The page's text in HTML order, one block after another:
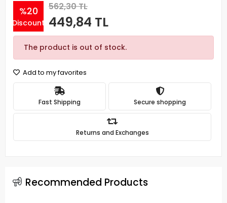
%20
Discount
562,30 TL
449,84 TL
The product is out of stock.
Add to my favorites
Fast Shipping Secure shopping
Returns and Exchanges
Recommended Products